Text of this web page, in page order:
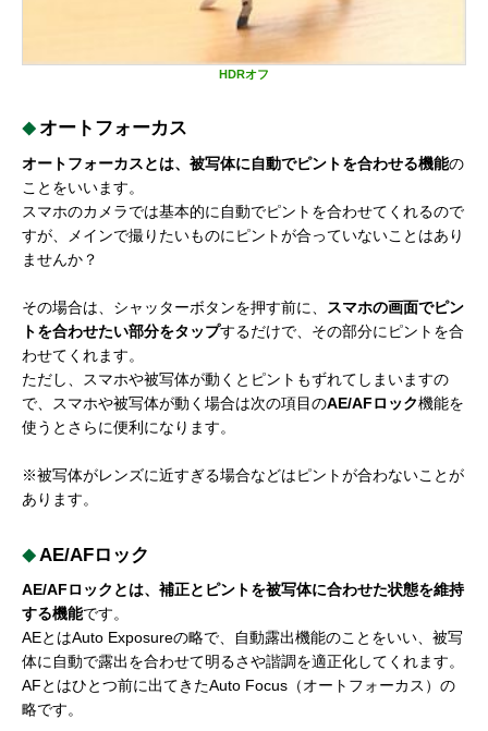
HDRオフ
オートフォーカス
オートフォーカスとは、被写体に自動でピントを合わせる機能の
ことをいいます。
スマホのカメラでは基本的に自動でピントを合わせてくれるので
すが、メインで撮りたいものにピントが合っていないことはあり
ませんか？
その場合は、シャッターボタンを押す前に、
スマホの画面でピン
トを合わせたい部分をタップするだけで、その部分にピントを合
わせてくれます。
ただし、スマホや被写体が動くとピントもずれてしまいますの
で、スマホや被写体が動く場合は次の項目のAE/AFロック機能を
使うとさらに便利になります。
※被写体がレンズに近すぎる場合などはピントが合わないことが
あります。
AE/AFロック
AE/AFロックとは、補正とピントを被写体に合わせた状態を維持
する機能です。
AEとはAuto Exposureの略で、自動露出機能のことをいい、被写
体に自動で露出を合わせて明るさや諧調を適正化してくれます。
AFとはひとつ前に出てきたAuto Focus（オートフォーカス）の
略です。